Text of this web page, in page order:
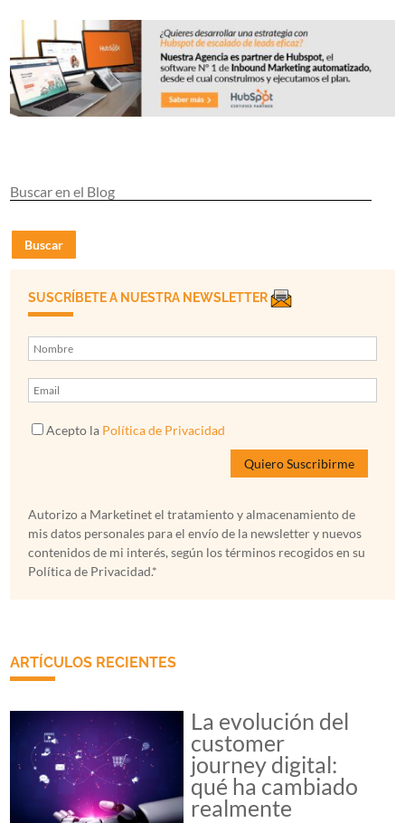
Buscar
SUSCRÍBETE A NUESTRA NEWSLETTER
Acepto la Política de Privacidad
Autorizo a Marketinet el tratamiento y almacenamiento de
mis datos personales para el envío de la newsletter y nuevos
contenidos de mi interés, según los términos recogidos en su
Política de Privacidad.*
ARTÍCULOS RECIENTES
La evolución del
customer
journey digital:
qué ha cambiado
realmente